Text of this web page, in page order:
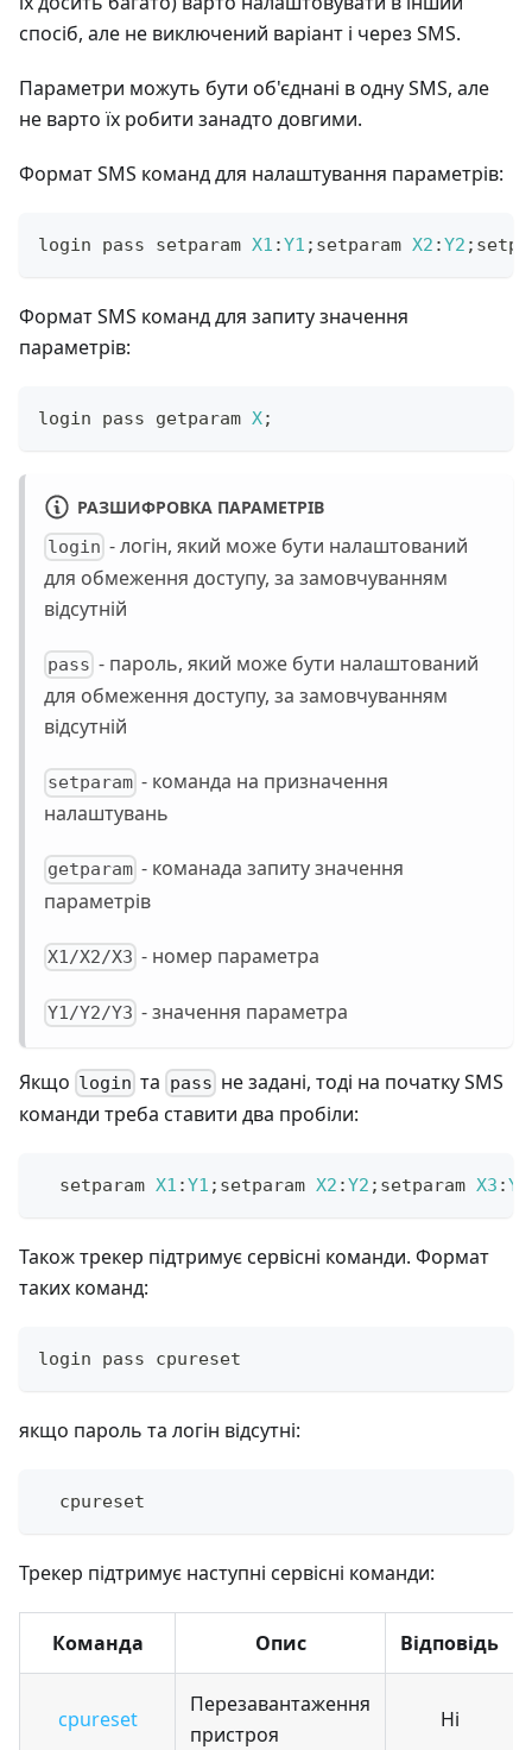
спосіб, але не виключений варіант і через SMS.
Параметри можуть бути об'єднані в одну SMS, але
не варто їх робити занадто довгими.
Формат SMS команд для налаштування параметрів:
login pass setparam X1 :Y1 ; setparam X2 :Y2 ;
Формат SMS команд для запиту значення
параметрів:
login pass getparam X;
РАЗШИФРОВКА ПАРАМЕТРІВ
login - логін, який може бути налаштований
для обмеження доступу, за замовчуванням
відсутній
pass - пароль, який може бути налаштований
для обмеження доступу, за замовчуванням
відсутній
setparam - команда на призначення
налаштувань
getparam - команада запиту значення
параметрів
X1/X2/X3 - номер параметра
Y1/Y2/Y3 - значення параметра
Якщо login та pass не задані, тоді на початку SMS
команди треба ставити два пробіли:
  setparam
X1 :Y1 ; setparam X2 :Y2 ; setparam X3 :Y3
Також трекер підтримує сервісні команди. Формат
таких команд:
login pass cpureset
якщо пароль та логін відсутні:
  cpureset
Трекер підтримує наступні сервісні команди:
Команда Опис Відповідь
cpureset
Перезавантаження
пристроя
Ні